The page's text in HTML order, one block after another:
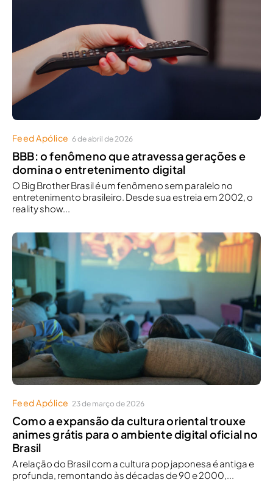
Feed Apólice 6 de abril de 2026
BBB: o fenômeno que atravessa gerações e
domina o entretenimento digital
O Big Brother Brasil é um fenômeno sem paralelo no
entretenimento brasileiro. Desde sua estreia em 2002, o
reality show...
Feed Apólice 23 de março de 2026
Como a expansão da cultura oriental trouxe
animes grátis para o ambiente digital oficial no
Brasil
A relação do Brasil com a cultura pop japonesa é antiga e
profunda, remontando às décadas de 90 e 2000,...